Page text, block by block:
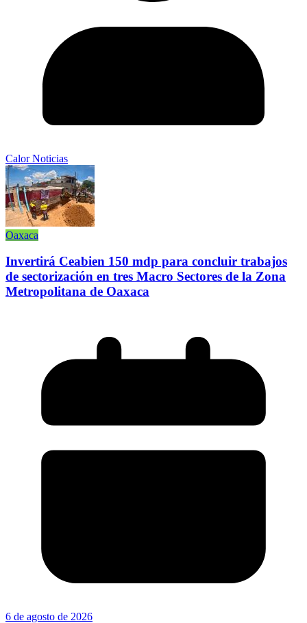
Calor Noticias
Oaxaca
Invertirá Ceabien 150 mdp para concluir trabajos
de sectorización en tres Macro Sectores de la Zona
Metropolitana de Oaxaca
6 de agosto de 2026